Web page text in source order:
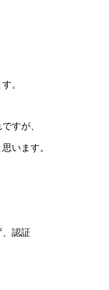
。
すが、
います。
認証